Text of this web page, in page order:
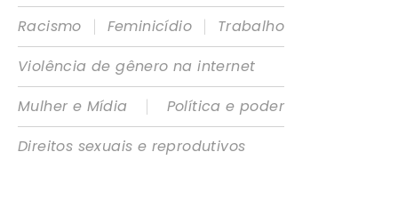
Racismo
| Feminicídio |
Trabalho
Violência de gênero na internet
Mulher e Mídia
|
Política e poder
Direitos sexuais e reprodutivos